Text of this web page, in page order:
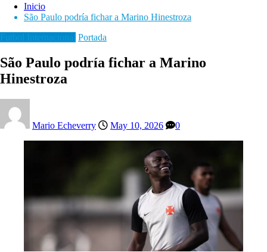
Inicio
São Paulo podría fichar a Marino Hinestroza
Portada
São Paulo podría fichar a Marino
Hinestroza
Mario Echeverry May 10, 2026 0